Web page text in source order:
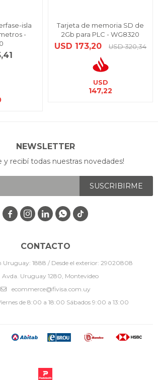
isla
-
Tarjeta de memoria SD de
2Gb para PLC - WG8320
USD 173,20 USD 320,34
USD
147,22
CONTACTO
Uruguay: 1888 / Desde el exterior: 29020808
Avda. Uruguay 1280, Montevideo
ecommerce@fivisa.com.uy
de 8:00 a 18:00 Sábados 9:00 a 13:00
NEWSLETTER
y recibí todas nuestras novedades!
SUSCRIBIRME
   